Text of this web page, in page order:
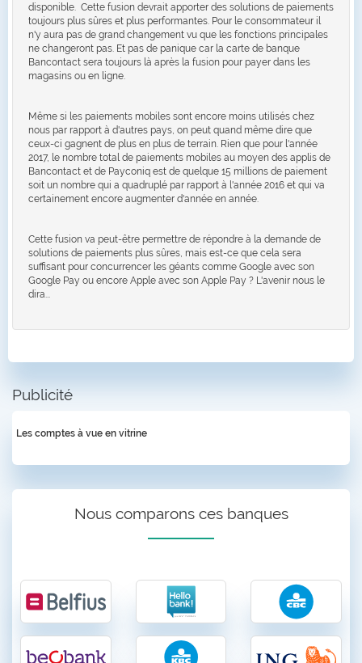
disponible. Cette fusion devrait apporter des solutions de paiements
toujours plus sûres et plus performantes. Pour le consommateur il
n'y aura pas de grand changement vu que les fonctions principales
ne changeront pas. Et pas de panique car la carte de banque
Bancontact sera toujours là après la fusion pour payer dans les
magasins ou en ligne.
Même si les paiements mobiles sont encore moins utilisés chez
nous par rapport à d'autres pays, on peut quand même dire que
ceux-ci gagnent de plus en plus de terrain. Rien que pour l'année
2017, le nombre total de paiements mobiles au moyen des applis de
Bancontact et de Payconiq est de quelque 15 millions de paiement
soit un nombre qui a quadruplé par rapport à l'année 2016 et qui va
certainement encore augmenter d'année en année.
Cette fusion va peut-être permettre de répondre à la demande de
solutions de paiements plus sûres, mais est-ce que cela sera
suffisant pour concurrencer les géants comme Google avec son
Google Pay ou encore Apple avec son Apple Pay ? L'avenir nous le
dira...
Publicité
Les comptes à vue en vitrine
Nous comparons ces banques